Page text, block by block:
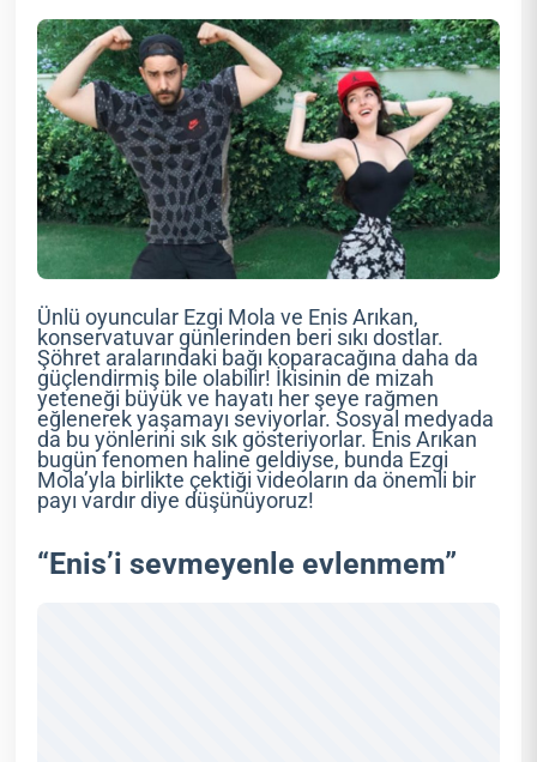
Ünlü oyuncular Ezgi Mola ve Enis Arıkan,
konservatuvar günlerinden beri sıkı dostlar.
Şöhret aralarındaki bağı koparacağına daha da
güçlendirmiş bile olabilir! İkisinin de mizah
yeteneği büyük ve hayatı her şeye rağmen
eğlenerek yaşamayı seviyorlar. Sosyal medyada
da bu yönlerini sık sık gösteriyorlar. Enis Arıkan
bugün fenomen haline geldiyse, bunda Ezgi
Mola’yla birlikte çektiği videoların da önemli bir
payı vardır diye düşünüyoruz!
“Enis’i sevmeyenle evlenmem”